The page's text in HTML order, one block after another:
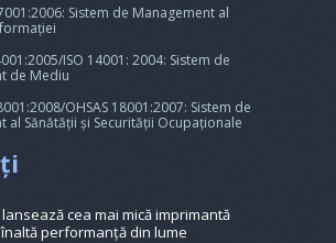
Sistem de Management al
ISO 14001: 2004: Sistem de
de Mediu
OHSAS 18001:2007: Sistem de
al Sănătății și Securității Ocupaționale
cea mai mică imprimantă
performanță din lume